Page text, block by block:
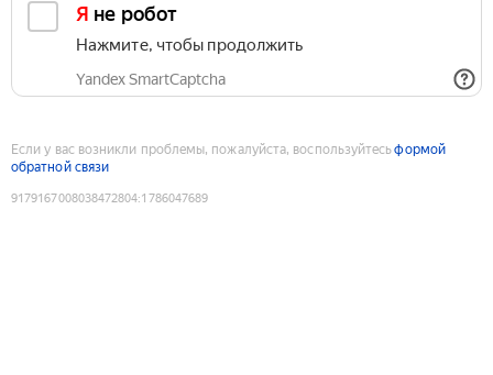
Я не робот
Нажмите, чтобы продолжить
Yandex SmartCaptcha
Если у вас возникли проблемы, пожалуйста, воспользуйтесьформой
обратной связи
9179167008038472804:1786047689